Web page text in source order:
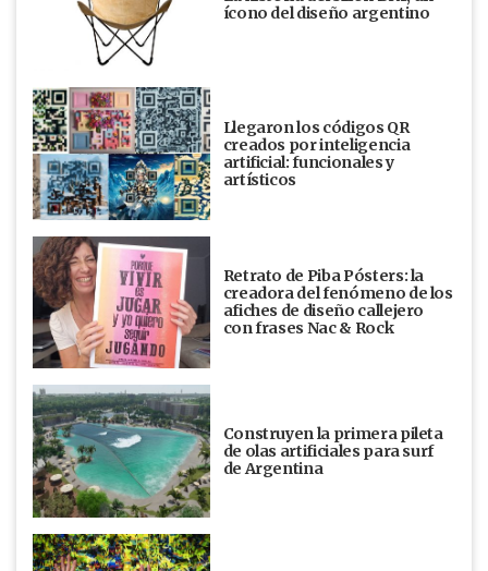
ícono del diseño argentino
Llegaron los códigos QR
creados por inteligencia
artificial: funcionales y
artísticos
Retrato de Piba Pósters: la
creadora del fenómeno de los
afiches de diseño callejero
con frases Nac & Rock
Construyen la primera pileta
de olas artificiales para surf
de Argentina